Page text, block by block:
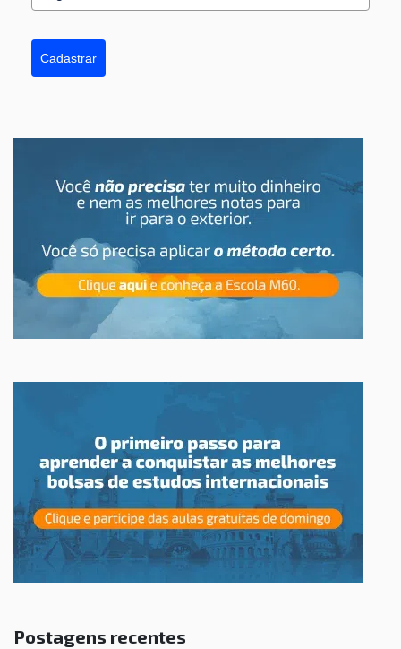
Cadastrar
Postagens recentes